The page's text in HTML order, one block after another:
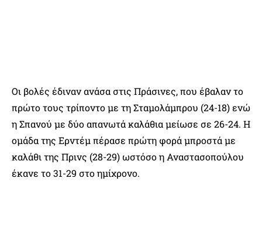
Οι βολές έδιναν ανάσα στις Πράσινες, που έβαλαν το
πρώτο τους τρίποντο με τη Σταμολάμπρου (24-18) ενώ
η Σπανού με δύο απανωτά καλάθια μείωσε σε 26-24. Η
ομάδα της Ερντέμ πέρασε πρώτη φορά μπροστά με
καλάθι της Πρινς (28-29) ωστόσο η Αναστασοπούλου
έκανε το 31-29 στο ημίχρονο.